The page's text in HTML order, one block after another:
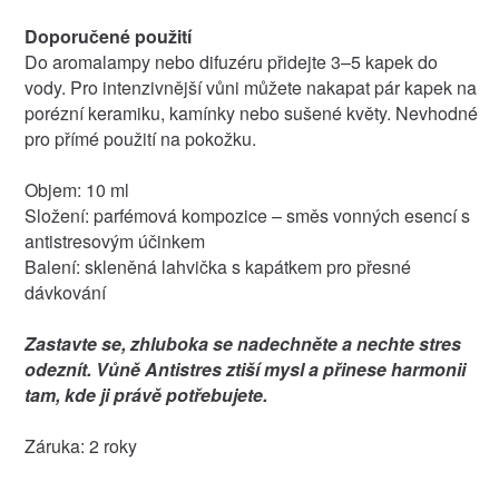
Doporučené použití
Do aromalampy nebo difuzéru přidejte 3–5 kapek do
vody. Pro intenzivnější vůni můžete nakapat pár kapek na
porézní keramiku, kamínky nebo sušené květy. Nevhodné
pro přímé použití na pokožku.
Objem: 10 ml
Složení: parfémová kompozice – směs vonných esencí s
antistresovým účinkem
Balení: skleněná lahvička s kapátkem pro přesné
dávkování
Zastavte se, zhluboka se nadechněte a nechte stres
odeznít. Vůně Antistres ztiší mysl a přinese harmonii
tam, kde ji právě potřebujete.
Záruka: 2 roky